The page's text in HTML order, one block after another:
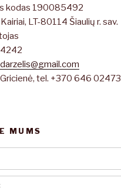
kodas 190085492
LT-80114 Šiaulių r. sav.
tel. +370 646 02473
MUMS